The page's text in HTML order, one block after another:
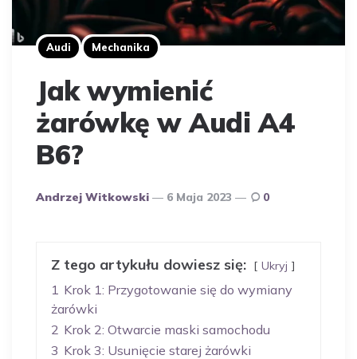
Audi Mechanika
Jak wymienić
żarówkę w Audi A4
B6?
Opublikowany
Andrzej Witkowski 6 Maja 2023 0
Z tego artykułu dowiesz się: Ukryj
1 Krok 1: Przygotowanie się do wymiany
żarówki
2 Krok 2: Otwarcie maski samochodu
3 Krok 3: Usunięcie starej żarówki